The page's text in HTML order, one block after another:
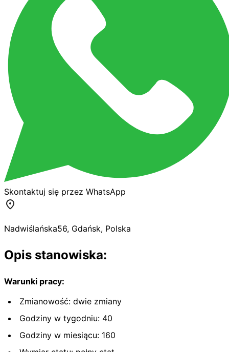
Skontaktuj się przez WhatsApp
Nadwiślańska56, Gdańsk, Polska
Opis stanowiska:
Warunki pracy:
Zmianowość: dwie zmiany
Godziny w tygodniu: 40
Godziny w miesiącu: 160